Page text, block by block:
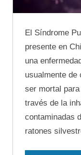
El Síndrome
presente en
una
usualmente de
ser mortal
través de la
contaminadas
ratones